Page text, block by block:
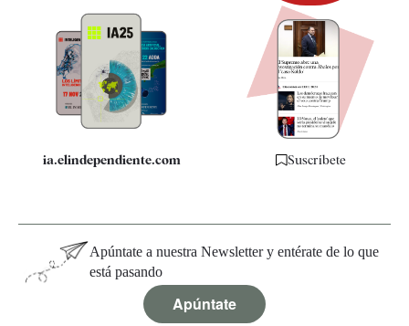
Quiénes somos
Especificaciones
ia.elindependiente.com Suscríbete
Apúntate a nuestra Newsletter y entérate de lo que
está pasando
Apúntate